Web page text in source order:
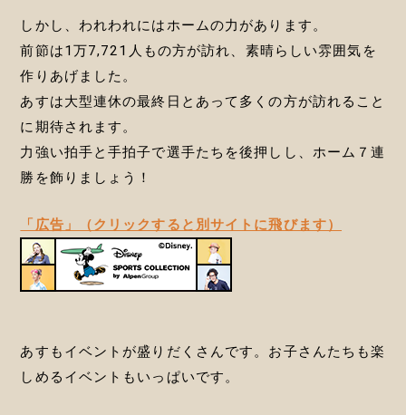
しかし、われわれにはホームの力があります。
前節は1万7,721人もの方が訪れ、素晴らしい雰囲気を
作りあげました。
あすは大型連休の最終日とあって多くの方が訪れること
に期待されます。
力強い拍手と手拍子で選手たちを後押しし、ホーム７連
勝を飾りましょう！
「広告」（クリックすると別サイトに飛びます）
あすもイベントが盛りだくさんです。お子さんたちも楽
しめるイベントもいっぱいです。